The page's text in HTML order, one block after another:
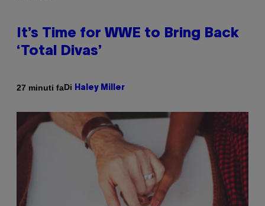
It’s Time for WWE to Bring Back
‘Total Divas’
27 minuti faDi Haley Miller